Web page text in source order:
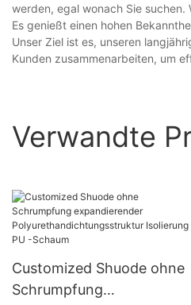
werden, egal wonach Sie suchen.
Es genießt einen hohen
Unser Ziel ist es, unseren
Kunden zusammenarbeiten, um
Verwandte
Customized Shuode ohne
Schrumpfung